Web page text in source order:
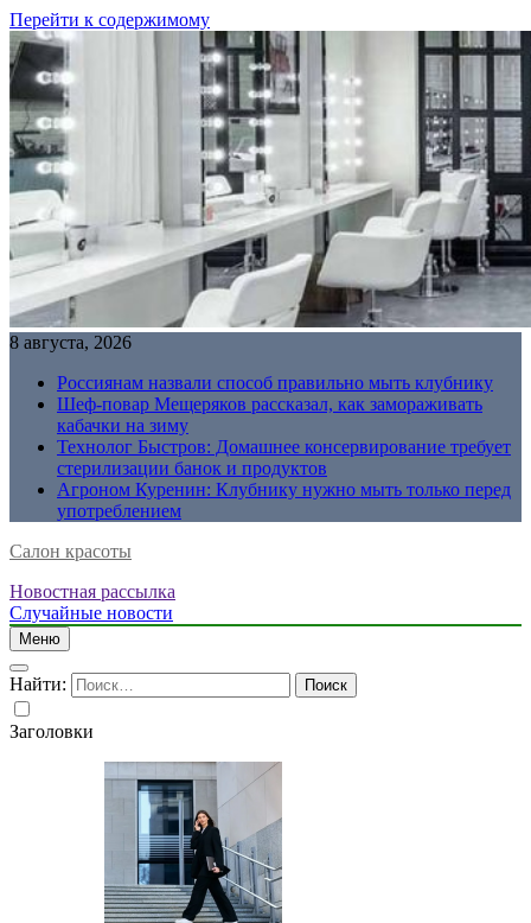
Перейти к содержимому
8 августа, 2026
Россиянам назвали способ правильно мыть клубнику
Шеф-повар Мещеряков рассказал, как замораживать
кабачки на зиму
Технолог Быстров: Домашнее консервирование требует
стерилизации банок и продуктов
Агроном Куренин: Клубнику нужно мыть только перед
употреблением
Салон красоты
Новостная рассылка
Случайные новости
Меню
Найти:
Заголовки